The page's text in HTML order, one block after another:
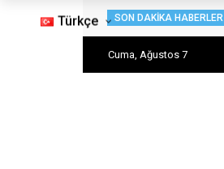
SON DAKIKA HABERLER
Cuma, Ağustos 7
Türkçe